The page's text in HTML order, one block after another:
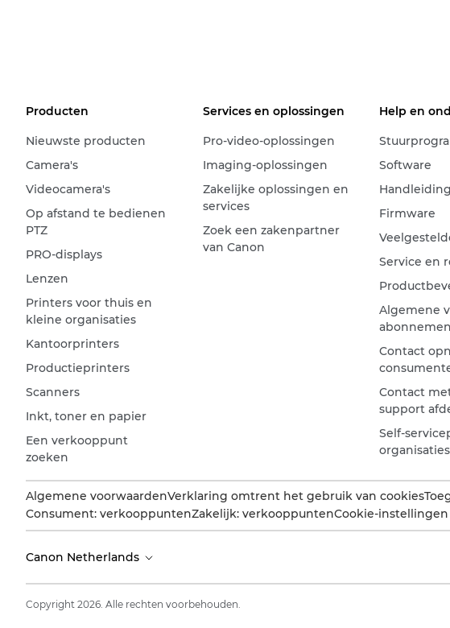
Producten
Nieuwste producten
Camera's
Videocamera's
Op afstand te bedienen
PTZ
PRO-displays
Lenzen
Printers voor thuis en
kleine organisaties
Kantoorprinters
Productieprinters
Scanners
Inkt, toner en papier
Een verkooppunt
zoeken
Services en oplossingen
Pro-video-oplossingen
Imaging-oplossingen
Zakelijke oplossingen en
services
Zoek een zakenpartner
van Canon
Help en
Software
Handleiding
Firmware
Service en
Algemene
Contact
Contact
support
Self-
organisaties
Algemene voorwaardenVerklaring omtrent het gebruik van cookies
Consument: verkooppuntenZakelijk: verkooppuntenCookie-instellingen
Canon Netherlands
Copyright 2026. Alle rechten voorbehouden.